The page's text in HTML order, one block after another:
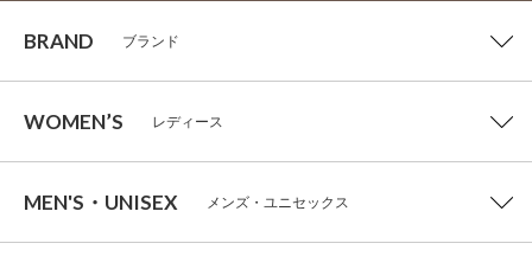
BRAND ブランド
WOMEN’S レディース
MEN'S・UNISEX メンズ・ユニセックス